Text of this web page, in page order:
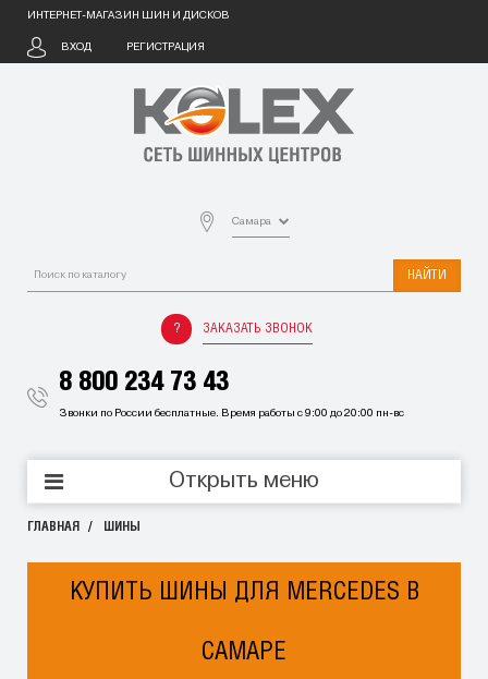
ИНТЕРНЕТ-МАГАЗИН ШИН И ДИСКОВ
ВХОД РЕГИСТРАЦИЯ
Самара
НАЙТИ
ЗАКАЗАТЬ ЗВОНОК
8 800 234 73 43
Звонки по России бесплатные. Время работы с 9:00 до 20:00 пн-вс
Открыть меню
ГЛАВНАЯ ШИНЫ
КУПИТЬ ШИНЫ ДЛЯ MERCEDES В
САМАРЕ